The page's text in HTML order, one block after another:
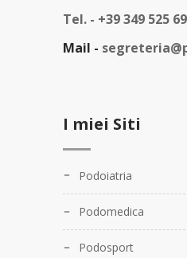
Tel. - +39 349 525
Mail -
I miei Siti
Podoiatria
Podomedica
Podosport